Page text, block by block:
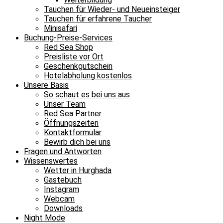
Tauchen für Wieder- und Neueinsteiger
Tauchen für erfahrene Taucher
Minisafari
Buchung-Preise-Services
Red Sea Shop
Preisliste vor Ort
Geschenkgutschein
Hotelabholung kostenlos
Unsere Basis
So schaut es bei uns aus
Unser Team
Red Sea Partner
Öffnungszeiten
Kontaktformular
Bewirb dich bei uns
Fragen und Antworten
Wissenswertes
Wetter in Hurghada
Gästebuch
Instagram
Webcam
Downloads
Night Mode